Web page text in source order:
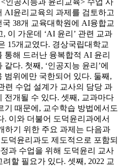
인공지능과 윤리교육> 수업 사
AI윤리교육의 과제를 검토하고
38개 교육대학원에 AI융합교
이 가운데 ‘AI 윤리’ 관련 교과
15개교였다. 경상국립대학교
통해 드러난 융복합적 AI 윤리
다. 첫째, ‘인공지능 윤리’에
범위에만 국한되어 있다. 둘째,
련 수업 설계가 교사의 담당 과
전개될 수 있다. 셋째, 교과마다
기 때문에, 교수학습 방법에서도
. 이와 더불어 도덕윤리과에서
하기 위한 주요 과제는 다음과
덕윤리과도 제도적으로 포함되
과 수업을 위해 도덕윤리 교사
할 필요가 있다. 셋째, 2022 교